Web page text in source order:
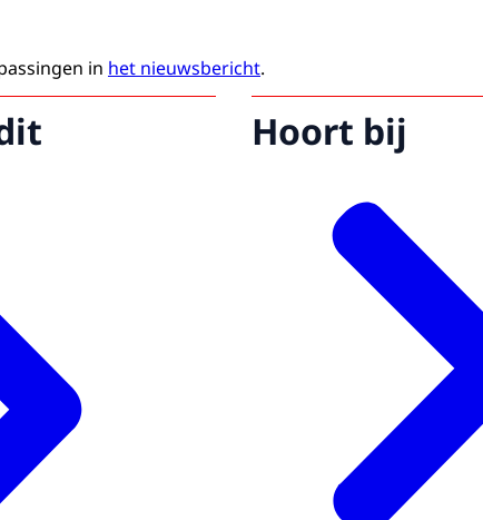
in het nieuwsbericht.
Hoort bij